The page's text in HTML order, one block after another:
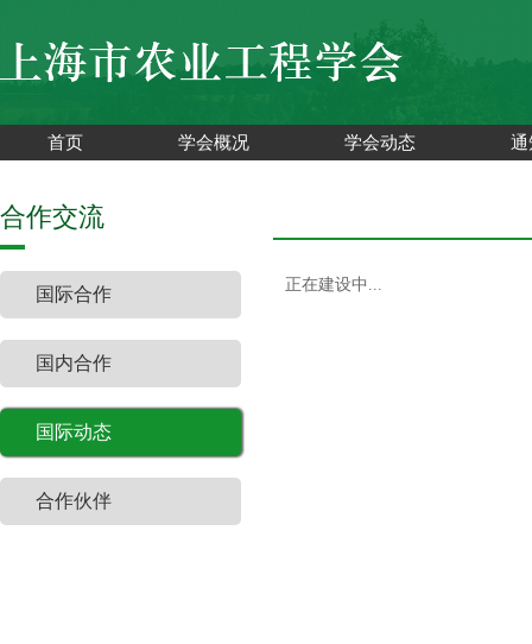
首页 学会概况 学会动态 通
合作交流
国际合作
国内合作
国际动态
合作伙伴
正在建设中...